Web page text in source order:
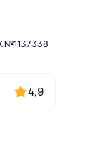
№1137338
4,9